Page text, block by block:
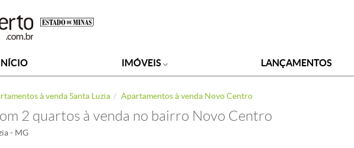
IMÓVEIS LANÇAMENTOS
à venda Santa Luzia Apartamentos à venda Novo Centro
2 quartos à venda no bairro Novo Centro
- MG